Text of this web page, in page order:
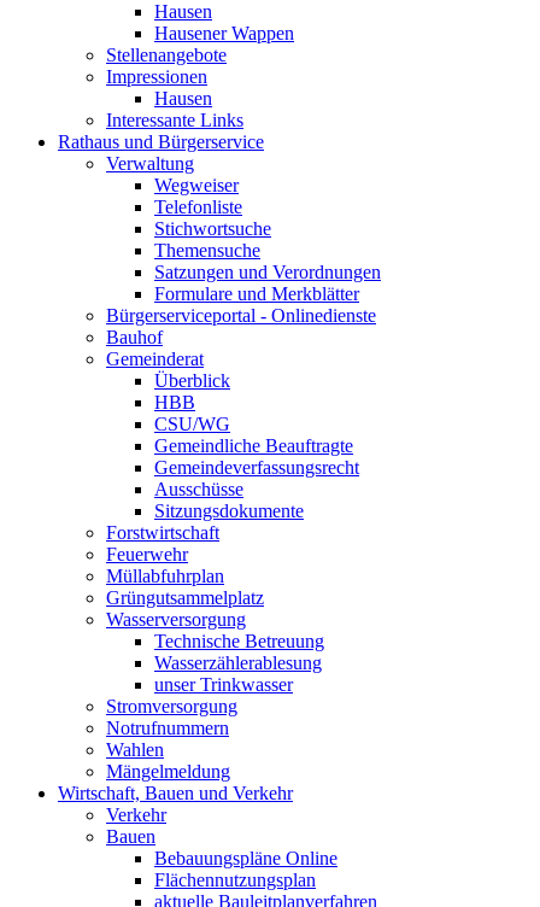
Hausen
Hausener Wappen
Stellenangebote
Impressionen
Hausen
Interessante Links
Rathaus und Bürgerservice
Verwaltung
Wegweiser
Telefonliste
Stichwortsuche
Themensuche
Satzungen und Verordnungen
Formulare und Merkblätter
Bürgerserviceportal - Onlinedienste
Bauhof
Gemeinderat
Überblick
HBB
CSU/WG
Gemeindliche Beauftragte
Gemeindeverfassungsrecht
Ausschüsse
Sitzungsdokumente
Forstwirtschaft
Feuerwehr
Müllabfuhrplan
Grüngutsammelplatz
Wasserversorgung
Technische Betreuung
Wasserzählerablesung
unser Trinkwasser
Stromversorgung
Notrufnummern
Wahlen
Mängelmeldung
Wirtschaft, Bauen und Verkehr
Verkehr
Bauen
Bebauungspläne Online
Flächennutzungsplan
aktuelle Bauleitplanverfahren